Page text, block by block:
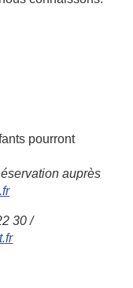
pourront
auprès
30 /